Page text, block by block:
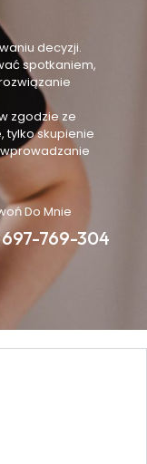
decyzji.
spotkaniem,
zgodzie ze
tylko skupienie
Do Mnie
769-304